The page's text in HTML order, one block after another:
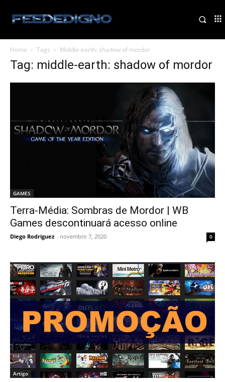
Home Tags Middle-earth: shadow of mordor
Tag: middle-earth: shadow of mordor
GAMES
Terra-Média: Sombras de Mordor | WB
Games descontinuará acesso online
Diego Rodriguez - novembro 7, 2020 0
Artigo